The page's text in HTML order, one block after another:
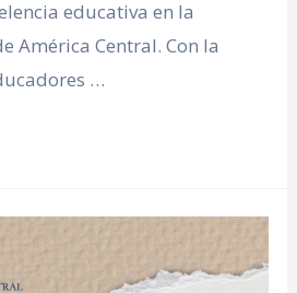
educativa en la
América Central. Con la
…